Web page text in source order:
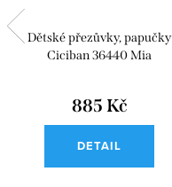
Dětské přezůvky, papučky
Ciciban 36440 Mia
885 Kč
DETAIL